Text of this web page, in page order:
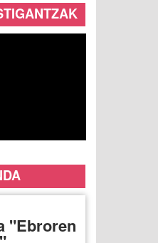
"Ebroren